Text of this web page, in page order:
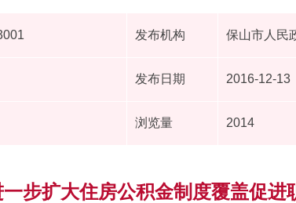
发布机构 保山市人民
发布日期 2016-12-13
浏览量 2014
步扩大住房公积金制度覆盖促进